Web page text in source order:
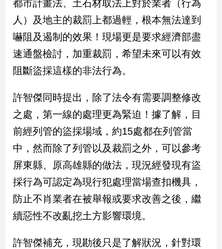
娛
樂
娛
樂
聞
行/
時
尚
追
星
生
活
築/
都市計畫法、土石材取法上對於業者（行為
人）及地主的裁罰上都過輕，根本無法達到
嚇阻及遏制的效果！現場更是要求經濟部盡
速通盤檢討，加重裁罰，希望未來可以有效
阻斷盜採這樣的非法行為。
許智傑同時提出，除了法令有需要調整修改
之處，第一線的處理更為緊迫！據了解，目
前經列管的盜採場域，約15處都在列管當
中，然而除了列管以及裁罰之外，可以參考
屏東縣、原高雄縣的做法，現況經發現有盜
採行為可認定為現行犯處理當場查扣機具，
防止不肖業者在被舉報或要求改善之後，繼
續惡性不改亂挖土方影響環境。
許智傑補充，現勘後只是了解狀況，針對環